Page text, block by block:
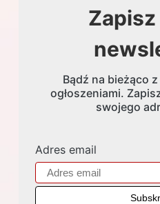
Bądź na bieżąco
ogłoszeniami.
swojego
Adres email